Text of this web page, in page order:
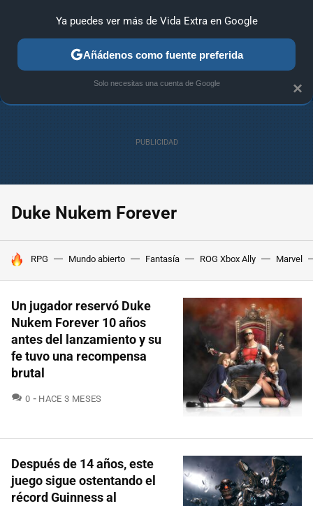
ANÁLISIS GUÍAS Y TRUCOS PC SONY NINTENDO
Duke Nukem Forever
HOY SE HABLA DE
RPG Mundo abierto Fantasía ROG Xbox Ally Marvel
Un jugador reservó Duke
Nukem Forever 10 años
antes del lanzamiento y su
fe tuvo una recompensa
brutal
0 COMENTARIOS
HACE 3 MESES
Después de 14 años, este
juego sigue ostentando el
récord Guinness al
×
Ya puedes ver más de Vida Extra en Google
Añádenos como fuente preferida
Solo necesitas una cuenta de Google